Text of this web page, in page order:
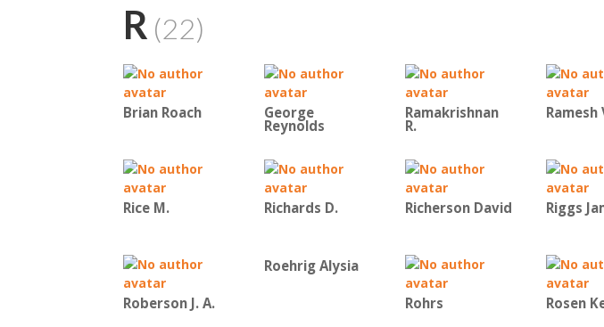
R (22)
Brian Roach George
Reynolds
Ramakrishnan
R.
Ramesh
Rice Μ. Richards D. Richerson David Riggs
Roberson J. A.
Roehrig Alysia
Rohrs Rosen